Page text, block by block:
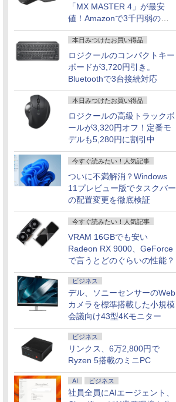
「MX MASTER 4」が最安
値！Amazonで3千円弱の割
引
本日みつけたお買い得品
ロジクールのコンパクトキー
ボードが3,720円引き。
Bluetoothで3台接続対応
本日みつけたお買い得品
ロジクールの高級トラックボ
ールが3,320円オフ！定番モ
デルも5,280円に割引中
今すぐ読みたい！人気記事
ついに不満解消？Windows
11プレビュー版でタスクバー
の配置変更を徹底検証
今すぐ読みたい！人気記事
VRAM 16GBでも安い
Radeon RX 9000、GeForce
で言うとどのぐらいの性能？
ビジネス
デル、ソニーセンサーのWeb
カメラを標準搭載した小規模
会議向け43型4Kモニター
ビジネス
リンクス、6万2,800円で
Ryzen 5搭載のミニPC
AI ビジネス
社員全員にAIエージェント、